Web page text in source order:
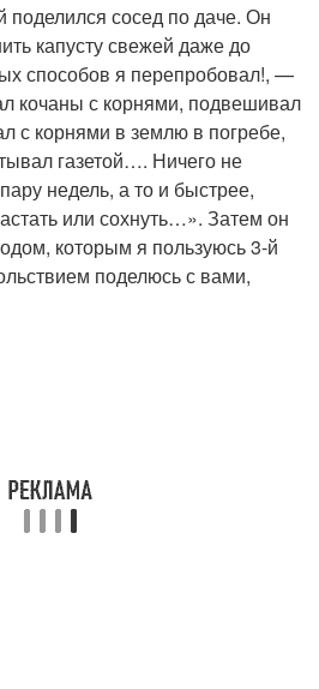
сосед по даче. Он
капусту свежей даже до
способов я перепробовал!, —
кочаны с корнями, подвешивал
с корнями в землю в погребе,
газетой…. Ничего не
недель, а то и быстрее,
или сохнуть…». Затем он
которым я пользуюсь 3-й
поделюсь с вами,